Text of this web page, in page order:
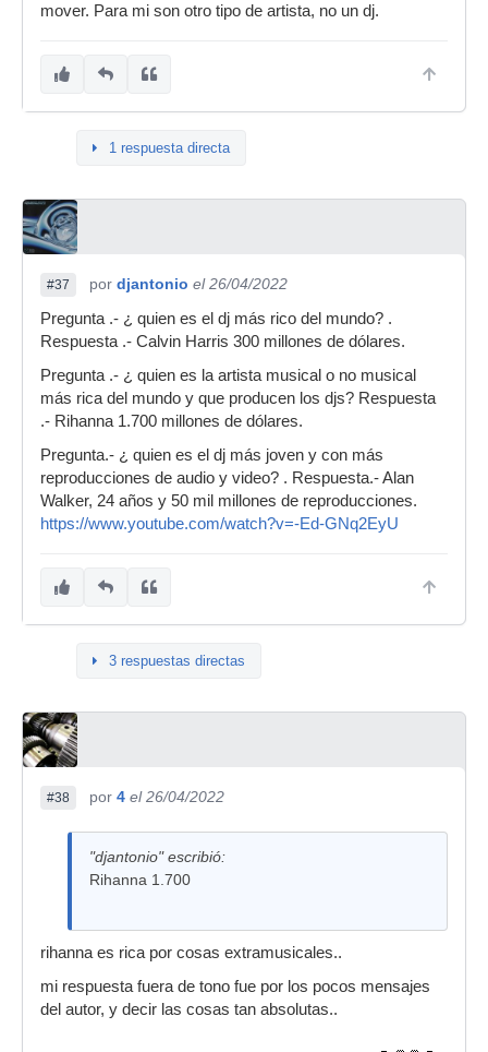
mover. Para mi son otro tipo de artista, no un dj.
1 respuesta directa
#37 por djantonio el 26/04/2022
Pregunta .- ¿ quien es el dj más rico del mundo? .
Respuesta .- Calvin Harris 300 millones de dólares.
Pregunta .- ¿ quien es la artista musical o no musical
más rica del mundo y que producen los djs? Respuesta
.- Rihanna 1.700 millones de dólares.
Pregunta.- ¿ quien es el dj más joven y con más
reproducciones de audio y video? . Respuesta.- Alan
Walker, 24 años y 50 mil millones de reproducciones.
https://www.youtube.com/watch?v=-Ed-GNq2EyU
3 respuestas directas
#38 por 4 el 26/04/2022
"djantonio" escribió:
Rihanna 1.700
rihanna es rica por cosas extramusicales..
mi respuesta fuera de tono fue por los pocos mensajes
del autor, y decir las cosas tan absolutas..